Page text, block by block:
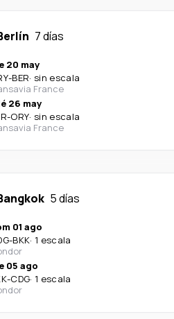
7 días
20 may
-BER· sin escala
France
26 may
-ORY· sin escala
France
5 días
01 ago
-BKK· 1 escala
05 ago
-CDG· 1 escala